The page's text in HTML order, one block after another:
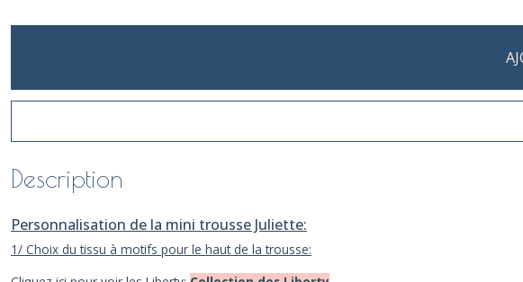
Description
Personnalisation de la mini trousse Juliette:
1/ Choix du tissu à motifs pour le haut de la trousse: